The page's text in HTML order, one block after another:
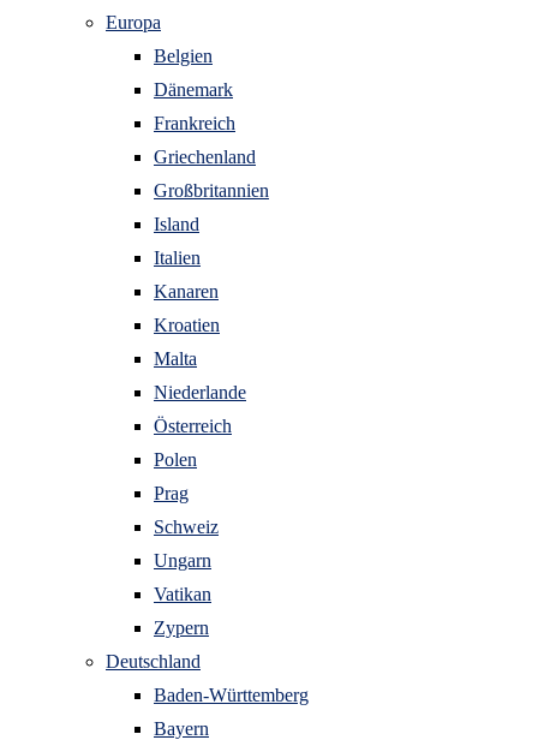
Europa
Belgien
Dänemark
Frankreich
Griechenland
Großbritannien
Island
Italien
Kanaren
Kroatien
Malta
Niederlande
Österreich
Polen
Prag
Schweiz
Ungarn
Vatikan
Zypern
Deutschland
Baden-Württemberg
Bayern